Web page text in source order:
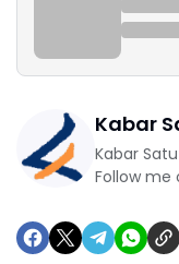
Kabar
Kabar
Follow me